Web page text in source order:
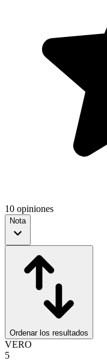
10 opiniones
Nota
Ordenar los resultados
VERO
5